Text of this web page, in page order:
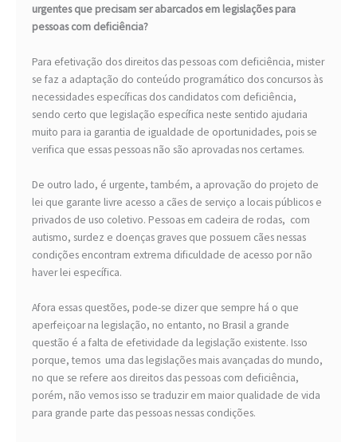
urgentes que precisam ser abarcados em legislações para
pessoas com deficiência?
Para efetivação dos direitos das pessoas com deficiência, mister
se faz a adaptação do conteúdo programático dos concursos às
necessidades específicas dos candidatos com deficiência,
sendo certo que legislação específica neste sentido ajudaria
muito para ia garantia de igualdade de oportunidades, pois se
verifica que essas pessoas não são aprovadas nos certames.
De outro lado, é urgente, também, a aprovação do projeto de
lei que garante livre acesso a cães de serviço a locais públicos e
privados de uso coletivo. Pessoas em cadeira de rodas, com
autismo, surdez e doenças graves que possuem cães nessas
condições encontram extrema dificuldade de acesso por não
haver lei específica.
Afora essas questões, pode-se dizer que sempre há o que
aperfeiçoar na legislação, no entanto, no Brasil a grande
questão é a falta de efetividade da legislação existente. Isso
porque, temos uma das legislações mais avançadas do mundo,
no que se refere aos direitos das pessoas com deficiência,
porém, não vemos isso se traduzir em maior qualidade de vida
para grande parte das pessoas nessas condições.